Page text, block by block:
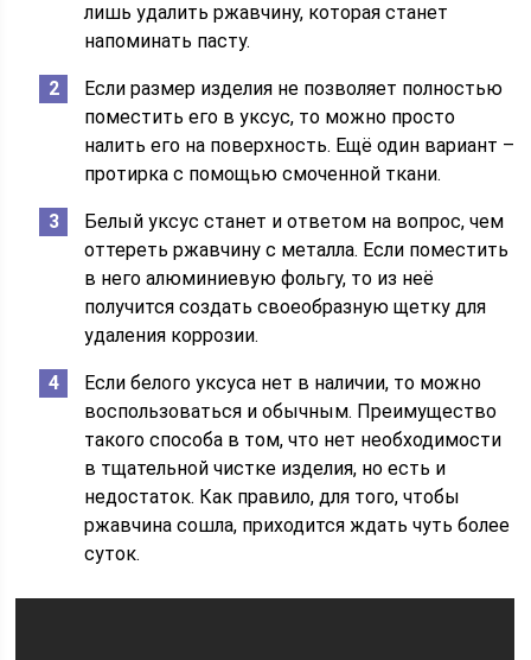
лишь удалить ржавчину, которая станет
напоминать пасту.
Если размер изделия не позволяет полностью
поместить его в уксус, то можно просто
налить его на поверхность. Ещё один вариант –
протирка с помощью смоченной ткани.
Белый уксус станет и ответом на вопрос, чем
оттереть ржавчину с металла. Если поместить
в него алюминиевую фольгу, то из неё
получится создать своеобразную щетку для
удаления коррозии.
Если белого уксуса нет в наличии, то можно
воспользоваться и обычным. Преимущество
такого способа в том, что нет необходимости
в тщательной чистке изделия, но есть и
недостаток. Как правило, для того, чтобы
ржавчина сошла, приходится ждать чуть более
суток.